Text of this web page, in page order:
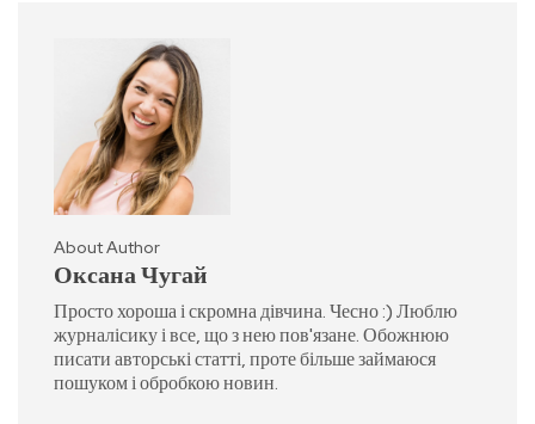
About Author
Оксана Чугай
Просто хороша і скромна дівчина. Чесно :) Люблю
журналісику і все, що з нею пов'язане. Обожнюю
писати авторські статті, проте більше займаюся
пошуком і обробкою новин.